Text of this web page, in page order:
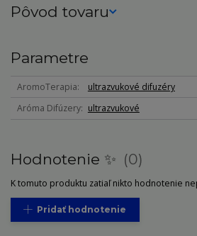
Pôvod tovaru
Parametre
AromoTerapia
ultrazvukové difuzéry
Aróma Difúzery
ultrazvukové
Hodnotenie ✨ 0
K tomuto produktu zatiaľ nikto hodnotenie
Pridať hodnotenie